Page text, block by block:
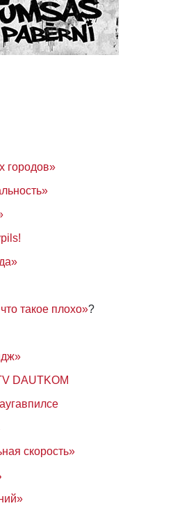
городов»
такое плохо»?
DAUTKOM
скорость»